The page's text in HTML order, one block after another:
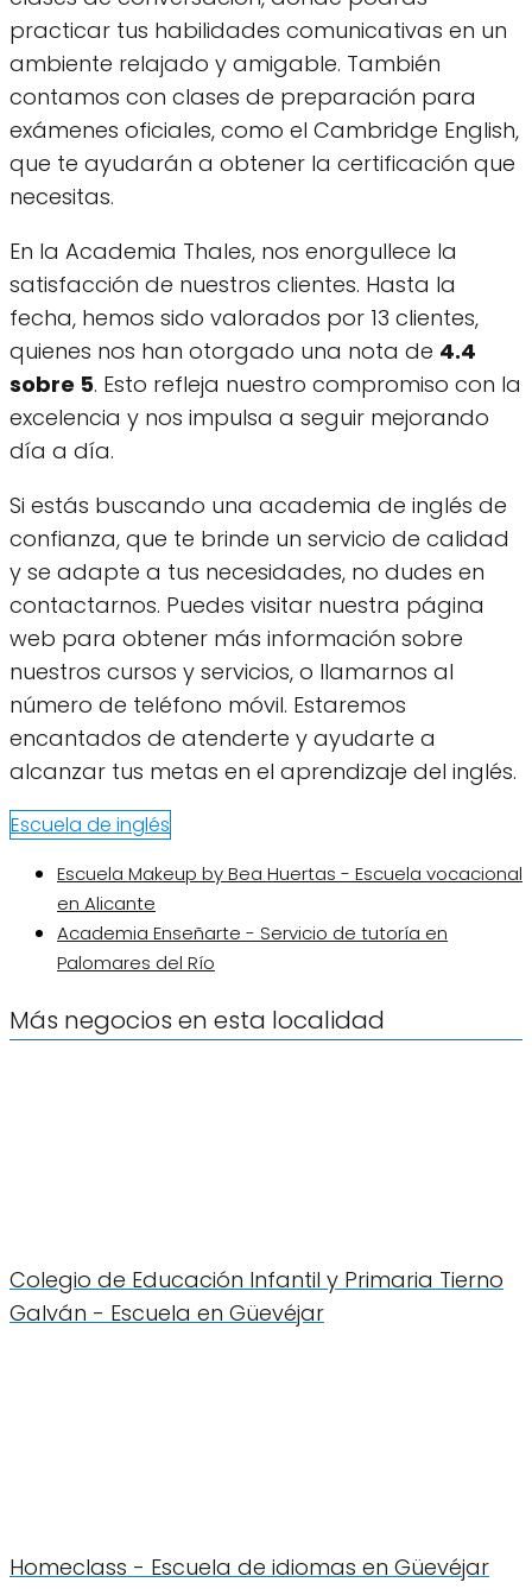
practicar tus habilidades comunicativas en un
ambiente relajado y amigable. También
contamos con clases de preparación para
exámenes oficiales, como el Cambridge English,
que te ayudarán a obtener la certificación que
necesitas.
En la Academia Thales, nos enorgullece la
satisfacción de nuestros clientes. Hasta la
fecha, hemos sido valorados por 13 clientes,
quienes nos han otorgado una nota de 4.4
sobre 5. Esto refleja nuestro compromiso con la
excelencia y nos impulsa a seguir mejorando
día a día.
Si estás buscando una academia de inglés de
confianza, que te brinde un servicio de calidad
y se adapte a tus necesidades, no dudes en
contactarnos. Puedes visitar nuestra página
web para obtener más información sobre
nuestros cursos y servicios, o llamarnos al
número de teléfono móvil. Estaremos
encantados de atenderte y ayudarte a
alcanzar tus metas en el aprendizaje del inglés.
Escuela de inglés
Escuela Makeup by Bea Huertas - Escuela vocacional
en Alicante
Academia Enseñarte - Servicio de tutoría en
Palomares del Río
Más negocios en esta localidad
Colegio de Educación Infantil y Primaria Tierno
Galván - Escuela en Güevéjar
Homeclass - Escuela de idiomas en Güevéjar